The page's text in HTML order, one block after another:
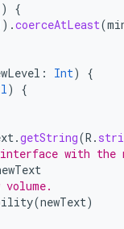
{
).coerceAtLeast(
: Int)
{
)
{
.getString(R .
with the
volume.
(newText)